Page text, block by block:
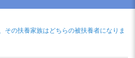
その扶養家族はどちらの被扶養者になりま